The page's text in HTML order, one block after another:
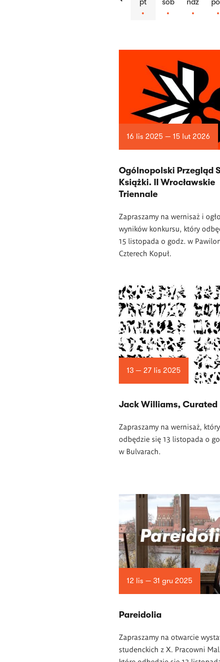
pt sob ndz
artykułów
16 lis 2025 — 15 lut 2026
Ogólnopolski Przegląd
Książki. II Wrocławskie
Triennale
Zapraszamy na wernisaż i
wyników konkursu, który
15 listopada o godz. w
Czterech Kopuł.
13 — 27 lis 2025
Jack Williams, Curated
Zapraszamy na wernisaż, który
odbędzie się 13 listopada o
w Bulvarach.
12 lis — 31 gru 2025
Pareidolia
Zapraszamy na otwarcie
studenckich z X. Pracowni